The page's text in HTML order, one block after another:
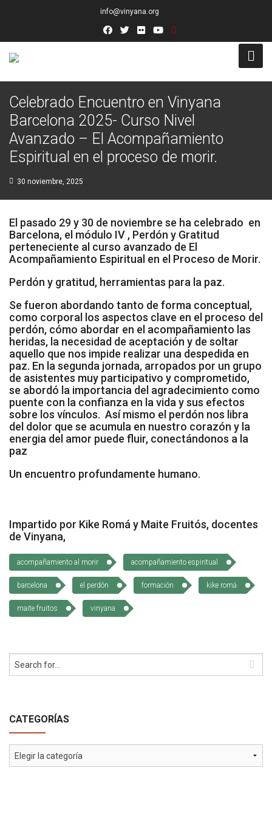
info@vinyana.org
Conócenos
Socios Fundadores
Junta Directiva
Docentes
Socios de Número
Socios Colaboradores
Colaboramos con
Formaciones
Nuestra propuesta de formación
Realizadas
Acompañamiento
Noticias
Cómo Colaborar
Celebrado Encuentro en Vinyana
Barcelona 2025- Curso Nivel
Avanzado – El Acompañamiento
Espiritual en el proceso de morir.
30 noviembre, 2025
El pasado 29 y 30 de noviembre se ha celebrado en
Barcelona, el módulo IV , Perdón y Gratitud
perteneciente al curso avanzado de El
Acompañamiento Espiritual en el Proceso de Morir.
Perdón y gratitud, herramientas para la paz.
Se fueron abordando tanto de forma conceptual,
como corporal los aspectos clave en el proceso del
perdón, cómo abordar en el acompañamiento las
heridas, la necesidad de aceptación y de soltar
aquello que nos impide realizar una despedida en
paz. En la segunda jornada, arropados por un grupo
de asistentes muy participativo y comprometido,
se abordó la importancia del agradecimiento como
puente con la confianza en la vida y sus efectos
sobre los vínculos. Así mismo el perdón nos libra
del dolor que se acumula en nuestro corazón y la
energia del amor puede fluir, conectándonos a la
paz
Un encuentro profundamente humano.
Impartido por Kike Romá y Maite Fruitós, docentes
de Vinyana,
acompañamiento al morir acompañamiento espiritual
barcelona el perdón formación kike romá
maite fruitos vinyana
CATEGORÍAS
Categorías